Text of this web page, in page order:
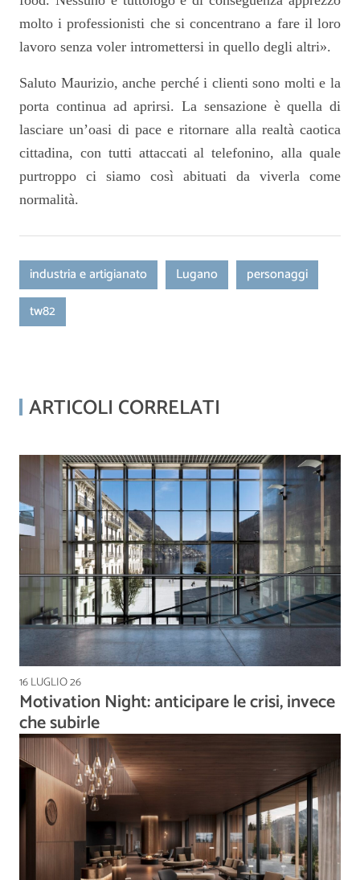
molto i professionisti che si concentrano a fare il loro
lavoro senza voler intromettersi in quello degli altri».
Saluto Maurizio, anche perché i clienti sono molti e la
porta continua ad aprirsi. La sensazione è quella di
lasciare un’oasi di pace e ritornare alla realtà caotica
cittadina, con tutti attaccati al telefonino, alla quale
purtroppo ci siamo così abituati da viverla come
normalità.
industria e artigianato Lugano
personaggi
tw82
ARTICOLI CORRELATI
16 LUGLIO 26
Motivation Night: anticipare le crisi, invece
che subirle